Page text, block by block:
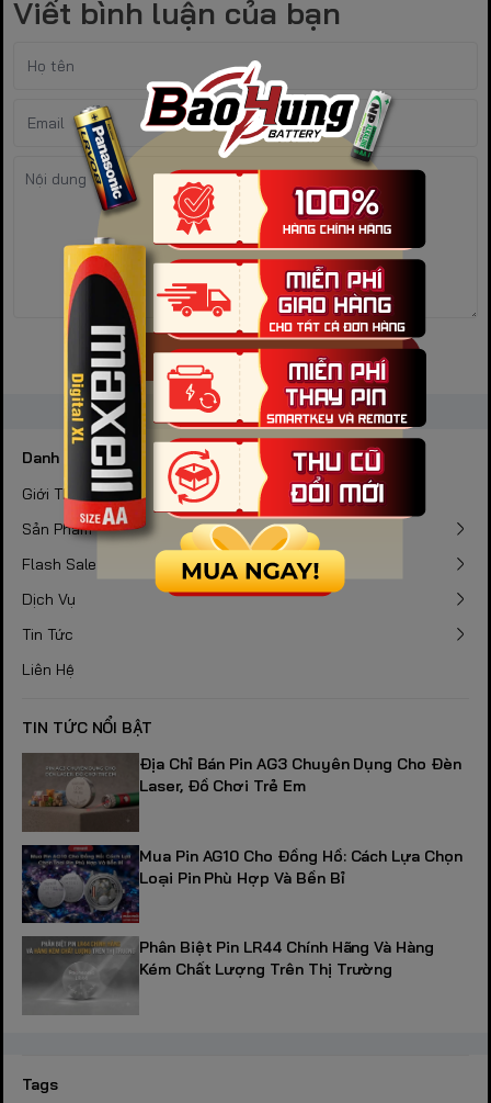
Viết bình luận của bạn
Gửi bình luận
Danh mục
Giới Thiệu
Sản Phẩm
Flash Sale
Dịch Vụ
Tin Tức
Liên Hệ
TIN TỨC NỔI BẬT
Địa Chỉ Bán Pin AG3 Chuyên Dụng Cho Đèn
Laser, Đồ Chơi Trẻ Em
Mua Pin AG10 Cho Đồng Hồ: Cách Lựa Chọn
Loại Pin Phù Hợp Và Bền Bỉ
Phân Biệt Pin LR44 Chính Hãng Và Hàng
Kém Chất Lượng Trên Thị Trường
Tags